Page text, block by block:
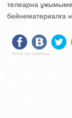
телеарна
бейнематериалға
Social Like WordPress